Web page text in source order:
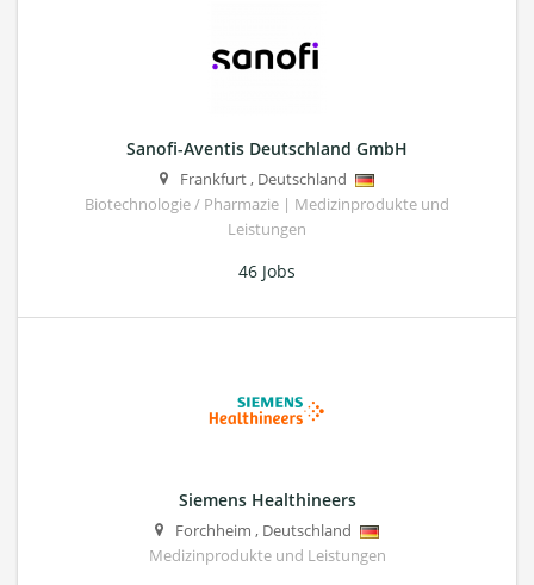
Sanofi-Aventis Deutschland GmbH
Frankfurt, Deutschland
Biotechnologie / Pharmazie | Medizinprodukte und
Leistungen
46 Jobs
Siemens Healthineers
Forchheim , Deutschland
Medizinprodukte und Leistungen